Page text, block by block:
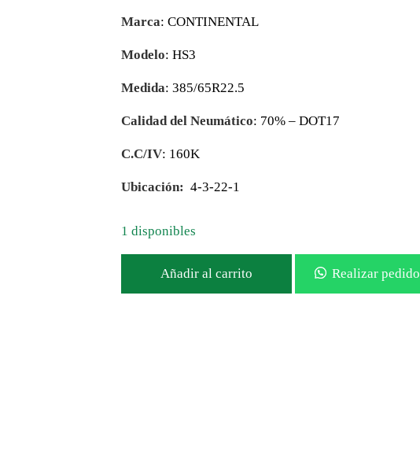
Marca: CONTINENTAL
Modelo: HS3
Medida: 385/65R22.5
Calidad del Neumático: 70% – DOT17
C.C/IV: 160K
Ubicación: 4-3-22-1
1 disponibles
Añadir al carrito Realizar pedido